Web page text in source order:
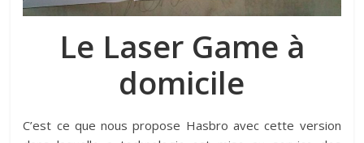
Le Laser Game à
domicile
C’est ce que nous propose Hasbro avec cette version